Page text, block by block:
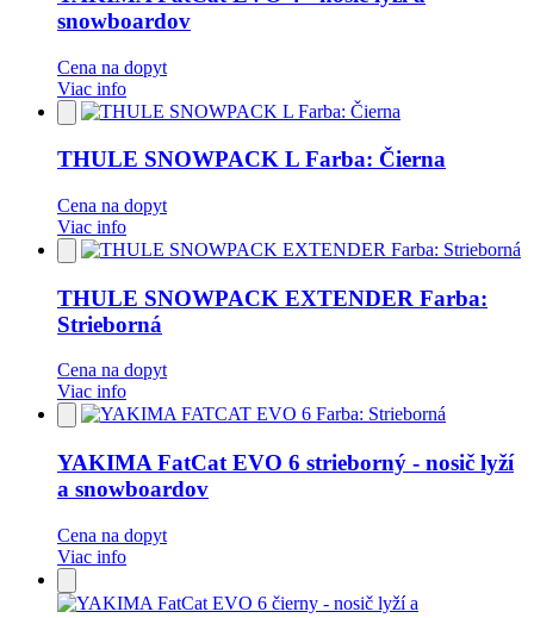
snowboardov
Cena na dopyt
Viac info
Pridať
do
THULE SNOWPACK L Farba: Čierna
Cena na dopyt
Viac info
Pridať
do
THULE SNOWPACK EXTENDER Farba:
Strieborná
Cena na dopyt
Viac info
Pridať
do
YAKIMA FatCat EVO 6 strieborný - nosič lyží
a snowboardov
Cena na dopyt
Viac info
do